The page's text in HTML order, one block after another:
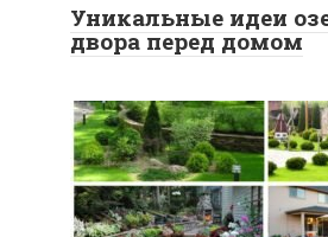
Уникальные идеи
двора перед домом